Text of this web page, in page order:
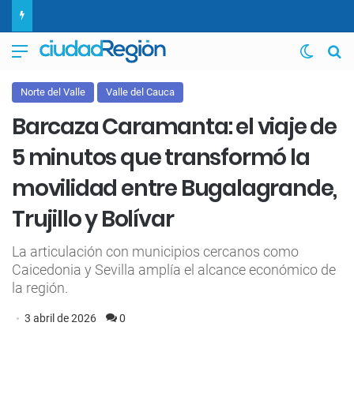
Menú
Norte del Valle Valle del Cauca
Barcaza Caramanta: el viaje de
5 minutos que transformó la
movilidad entre Bugalagrande,
Trujillo y Bolívar
La articulación con municipios cercanos como
Caicedonia y Sevilla amplía el alcance económico de
la región.
3 abril de 2026 0